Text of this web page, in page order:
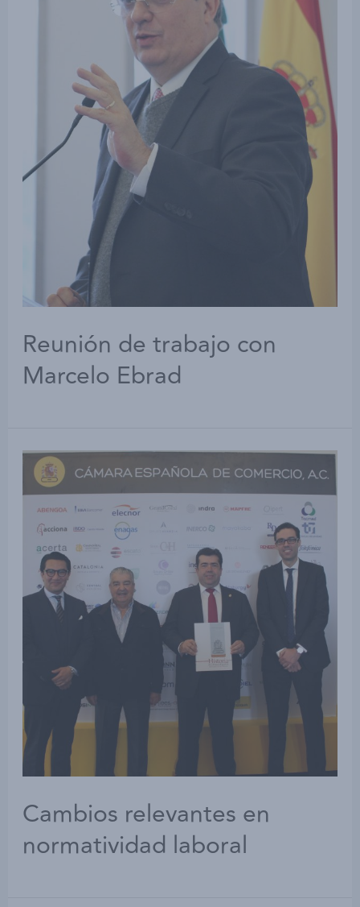
Reunión de trabajo con
Marcelo Ebrad
Cambios relevantes en
normatividad laboral